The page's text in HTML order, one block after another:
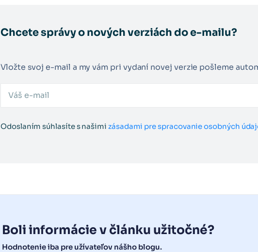
Chcete správy o nových verziách do e-mailu?
Vložte svoj e-mail a my vám pri vydaní novej verzie pošleme
Odoslaním súhlasíte s našimi zásadami pre spracovanie osobných
Boli informácie v článku užitočné?
Hodnotenie iba pre užívateľov nášho blogu.